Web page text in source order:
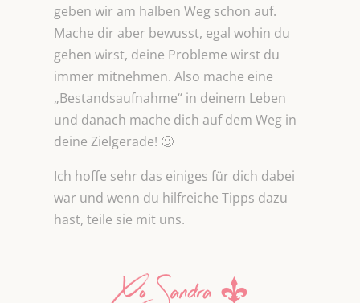
geben wir am halben Weg schon auf.
Mache dir aber bewusst, egal wohin du
gehen wirst, deine Probleme wirst du
immer mitnehmen. Also mache eine
„Bestandsaufnahme“ in deinem Leben
und danach mache dich auf dem Weg in
deine Zielgerade! 🙂
Ich hoffe sehr das einiges für dich dabei
war und wenn du hilfreiche Tipps dazu
hast, teile sie mit uns.